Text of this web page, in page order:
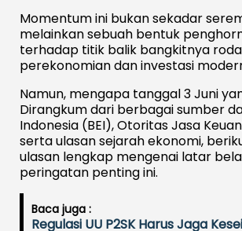
Momentum ini bukan sekadar
melainkan sebuah bentuk
terhadap titik balik bangkitnya roda
perekonomian dan investasi
Namun, mengapa tanggal 3 Juni
Dirangkum dari berbagai sumber
Indonesia (BEI), Otoritas Jasa
serta ulasan sejarah ekonomi,
ulasan lengkap mengenai latar
peringatan penting ini.
Baca juga :
Regulasi UU P2SK Harus Jaga